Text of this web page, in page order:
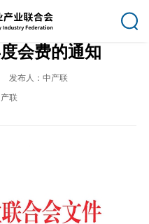
会费的通知
发布人：中产联
联